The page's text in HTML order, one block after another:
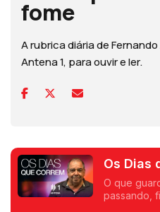
fome
A rubrica diária de
Antena 1, para ouvir e ler.
Os Dias
O que
passando,